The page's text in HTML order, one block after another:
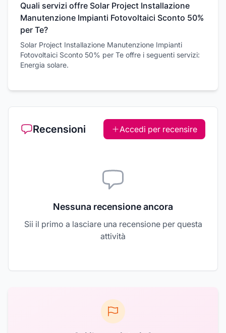
Quali servizi offre Solar Project Installazione
Manutenzione Impianti Fotovoltaici Sconto 50%
per Te?
Solar Project Installazione Manutenzione Impianti
Fotovoltaici Sconto 50% per Te offre i seguenti servizi:
Energia solare.
Recensioni Accedi per recensire
Nessuna recensione ancora
Sii il primo a lasciare una recensione per questa
attività